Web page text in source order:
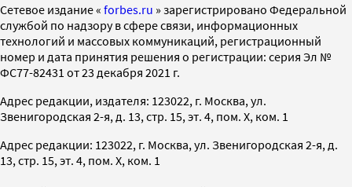
Cетевое издание « forbes.ru » зарегистрировано Федеральной
службой по надзору в сфере связи, информационных
технологий и массовых коммуникаций, регистрационный
номер и дата принятия решения о регистрации: серия Эл №
ФС77-82431 от 23 декабря 2021 г.
Адрес редакции, издателя: 123022, г. Москва, ул.
Звенигородская 2-я, д. 13, стр. 15, эт. 4, пом. X, ком. 1
Адрес редакции: 123022, г. Москва, ул. Звенигородская 2-я, д.
13, стр. 15, эт. 4, пом. X, ком. 1